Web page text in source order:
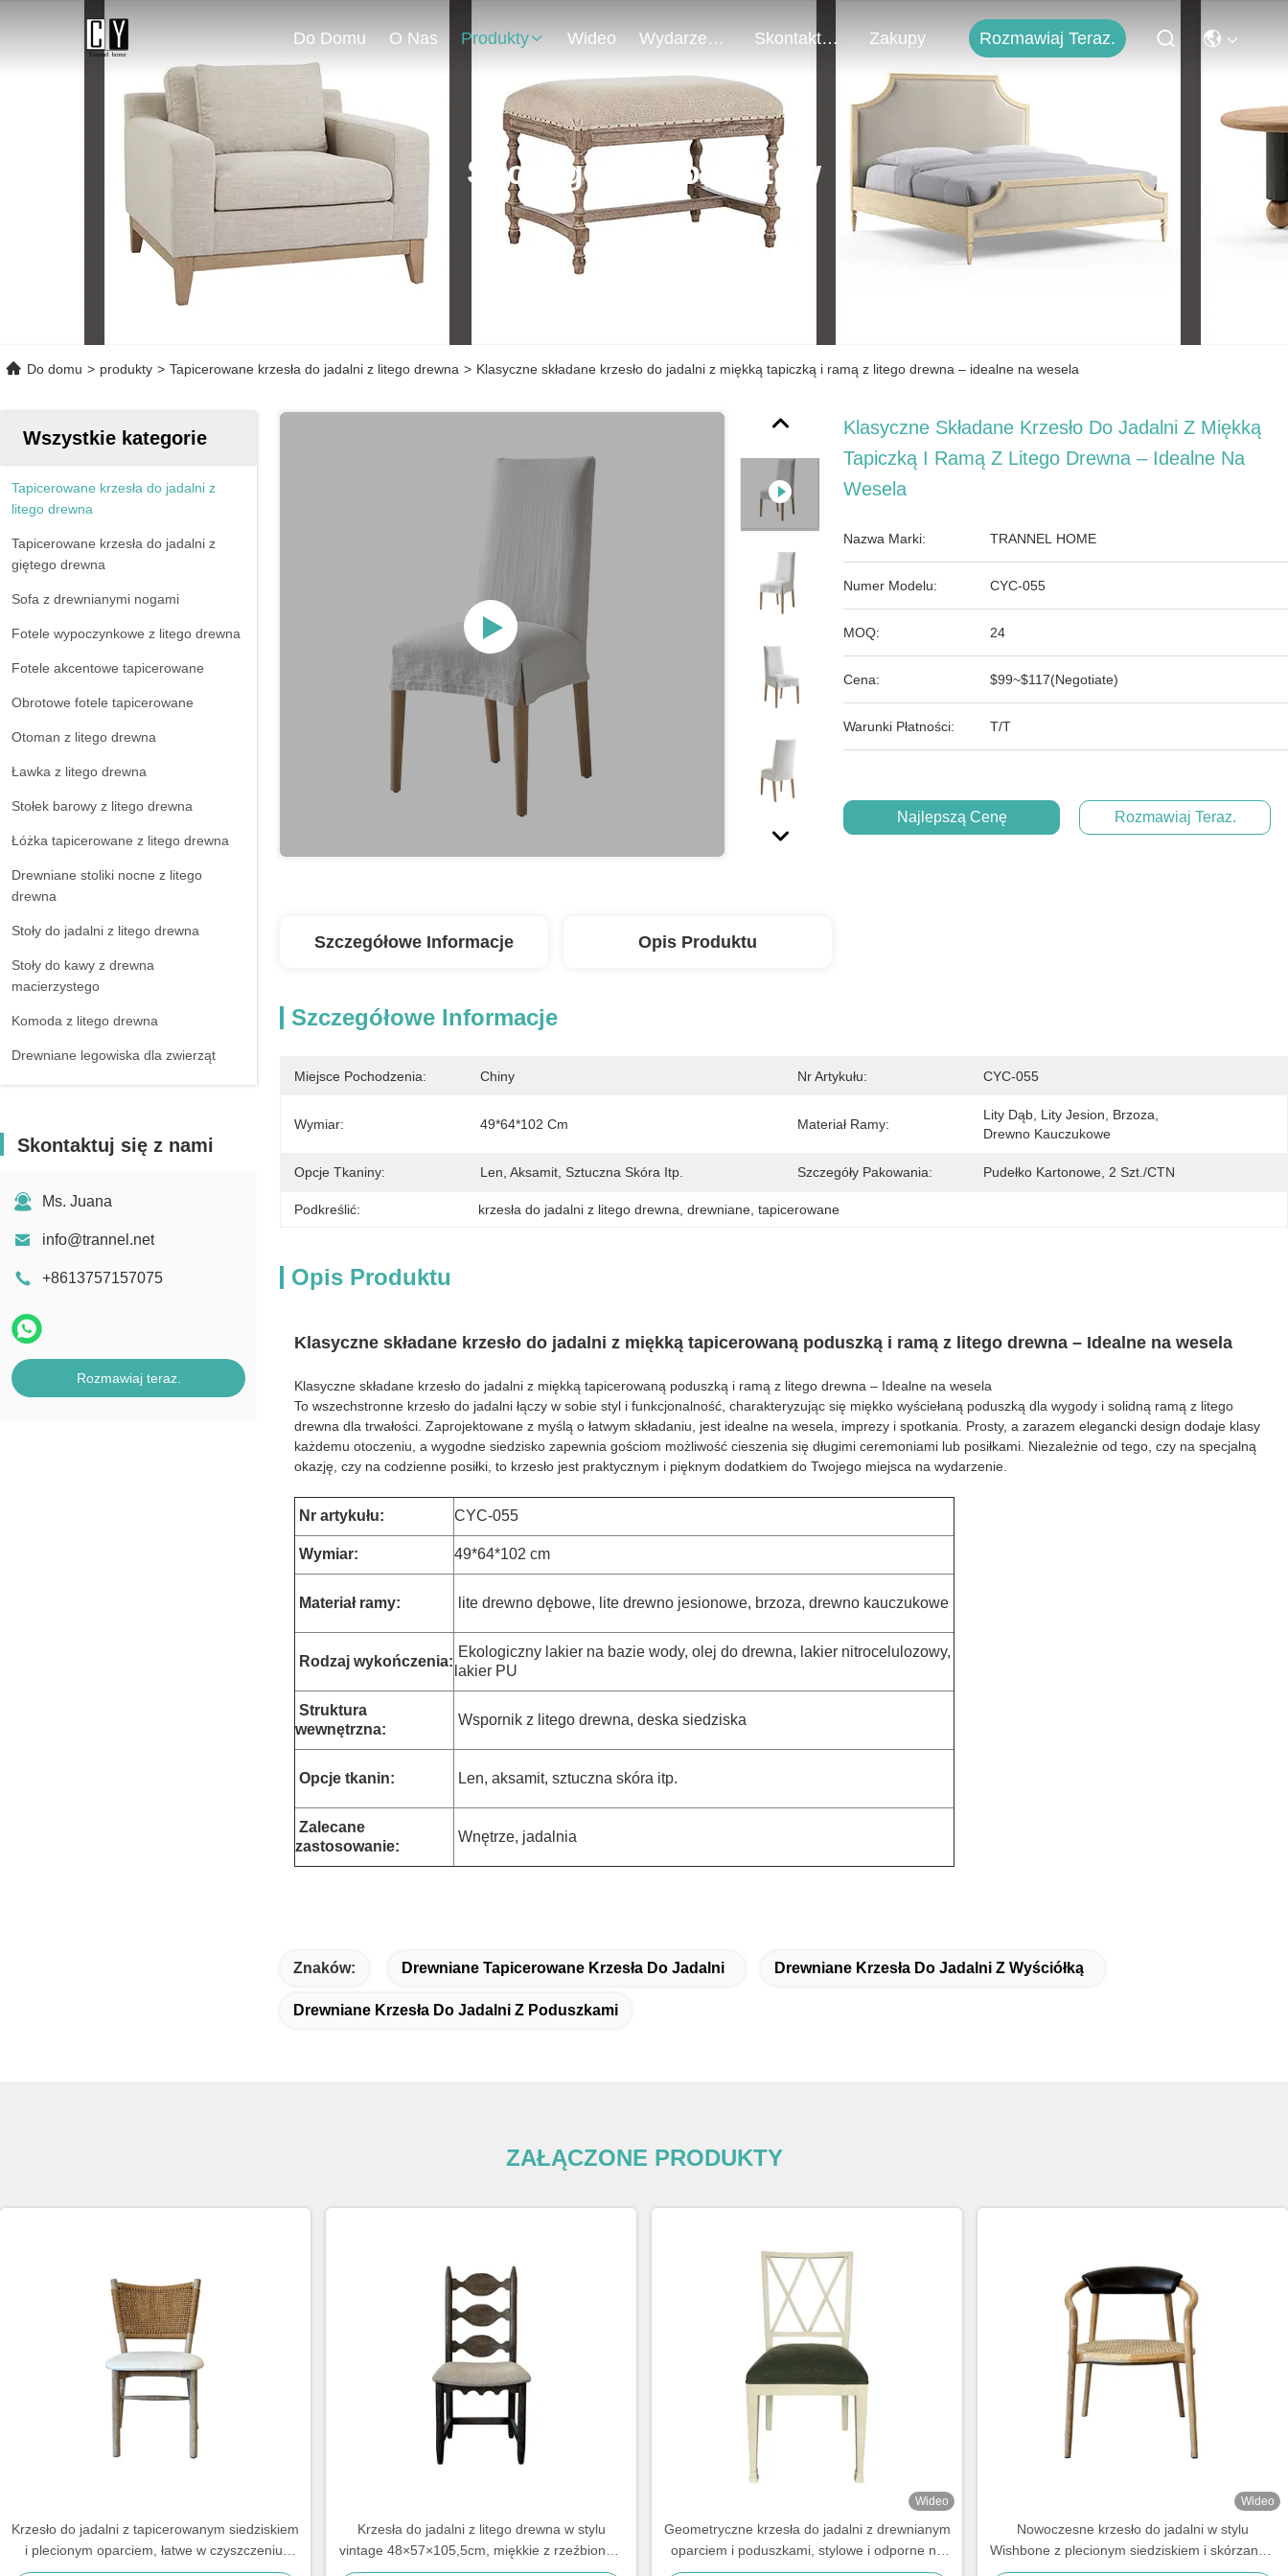
Do Domu O Nas Produkty Wideo Wydarzenia Skontaktuj Się Z Nami Zakupy Rozmawiaj Teraz.
Szczegóły Produktów
Do domu > produkty > Tapicerowane krzesła do jadalni z litego drewna > Klasyczne składane krzesło do jadalni z miękką tapiczką i ramą z litego drewna – idealne na wesela
Wszystkie kategorie
Tapicerowane krzesła do jadalni z
litego drewna
Tapicerowane krzesła do jadalni z
giętego drewna
Sofa z drewnianymi nogami
Fotele wypoczynkowe z litego drewna
Fotele akcentowe tapicerowane
Obrotowe fotele tapicerowane
Otoman z litego drewna
Ławka z litego drewna
Stołek barowy z litego drewna
Łóżka tapicerowane z litego drewna
Drewniane stoliki nocne z litego
drewna
Stoły do jadalni z litego drewna
Stoły do kawy z drewna
macierzystego
Komoda z litego drewna
Drewniane legowiska dla zwierząt
Poduszka
Skontaktuj się z nami
Ms. Juana
info@trannel.net
+8613757157075
Rozmawiaj teraz.
Klasyczne Składane Krzesło Do Jadalni Z Miękką
Tapiczką I Ramą Z Litego Drewna – Idealne Na
Wesela
Nazwa Marki: TRANNEL HOME
Numer Modelu: CYC-055
MOQ: 24
Cena: $99~$117(Negotiate)
Warunki Płatności: T/T
Najlepszą Cenę Rozmawiaj Teraz.
Szczegółowe Informacje Opis Produktu
Szczegółowe Informacje
Miejsce Pochodzenia: Chiny Nr Artykułu: CYC-055
Wymiar: 49*64*102 Cm Materiał Ramy:
Lity Dąb, Lity Jesion, Brzoza,
Drewno Kauczukowe
Opcje Tkaniny: Len, Aksamit, Sztuczna Skóra Itp. Szczegóły Pakowania: Pudełko Kartonowe, 2 Szt./CTN
Podkreślić: krzesła do jadalni z litego drewna drewniane tapicerowane
Opis Produktu
Klasyczne składane krzesło do jadalni z miękką tapicerowaną poduszką i ramą z litego drewna – Idealne na wesela
Klasyczne składane krzesło do jadalni z miękką tapicerowaną poduszką i ramą z litego drewna – Idealne na wesela
To wszechstronne krzesło do jadalni łączy w sobie styl i funkcjonalność, charakteryzując się miękko wyściełaną poduszką dla wygody i solidną ramą z litego
drewna dla trwałości. Zaprojektowane z myślą o łatwym składaniu, jest idealne na wesela, imprezy i spotkania. Prosty, a zarazem elegancki design dodaje klasy
każdemu otoczeniu, a wygodne siedzisko zapewnia gościom możliwość cieszenia się długimi ceremoniami lub posiłkami. Niezależnie od tego, czy na specjalną
okazję, czy na codzienne posiłki, to krzesło jest praktycznym i pięknym dodatkiem do Twojego miejsca na wydarzenie.
Nr artykułu: CYC-055
Wymiar: 49*64*102 cm
Materiał ramy: lite drewno dębowe, lite drewno jesionowe, brzoza, drewno kauczukowe
Rodzaj wykończenia:
Ekologiczny lakier na bazie wody, olej do drewna, lakier nitrocelulozowy,
lakier PU
Struktura
wewnętrzna:
Wspornik z litego drewna, deska siedziska
Opcje tkanin: Len, aksamit, sztuczna skóra itp.
Zalecane
zastosowanie:
Wnętrze, jadalnia
Znaków: Drewniane Tapicerowane Krzesła Do Jadalni Drewniane Krzesła Do Jadalni Z Wyściółką
Drewniane Krzesła Do Jadalni Z Poduszkami
ZAŁĄCZONE PRODUKTY
Krzesło do jadalni z tapicerowanym siedziskiem
i plecionym oparciem, łatwe w czyszczeniu,
wygodne do jadalni
Krzesła do jadalni z litego drewna w stylu
vintage 48×57×105,5cm, miękkie z rzeźbionym
oparciem drabinkowym
Wideo
Geometryczne krzesła do jadalni z drewnianym
oparciem i poduszkami, stylowe i odporne na
wilgoć
Wideo
Nowoczesne krzesło do jadalni w stylu
Wishbone z plecionym siedziskiem i skórzanym
oparciem